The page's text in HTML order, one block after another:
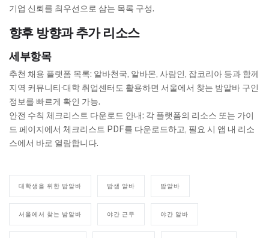
기업 신뢰를 최우선으로 삼는 목록 구성.
향후 방향과 추가 리소스
세부항목
추천 채용 플랫폼 목록: 알바천국, 알바몬, 사람인, 잡코리아 등과 함께
지역 커뮤니티·대학 취업센터도 활용하면 서울에서 찾는 밤알바 구인
정보를 빠르게 확인 가능.
안전 수칙 체크리스트 다운로드 안내: 각 플랫폼의 리소스 또는 가이
드 페이지에서 체크리스트 PDF를 다운로드하고, 필요 시 앱 내 리소
스에서 바로 열람합니다.
대학생을 위한 밤알바 밤샘 알바 밤알바
서울에서 찾는 밤알바 야간 근무 야간 알바